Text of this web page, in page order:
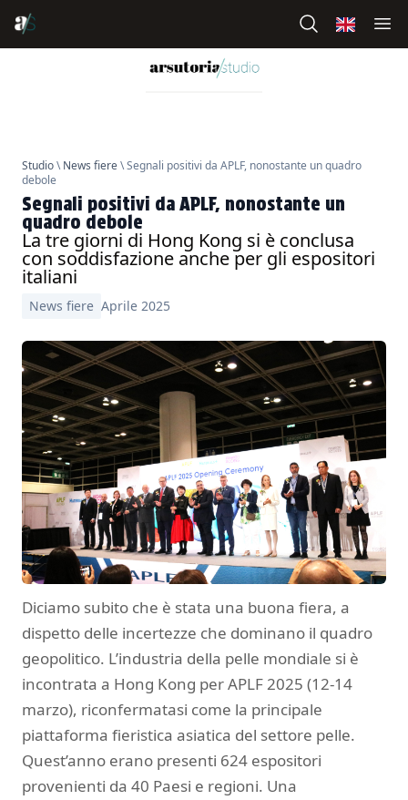
Studio\News fiere\ Segnali positivi da APLF, nonostante un quadro
debole
Segnali positivi da APLF, nonostante un
quadro debole
La tre giorni di Hong Kong si è conclusa
con soddisfazione anche per gli espositori
italiani
News fiere Aprile 2025
Diciamo subito che è stata una buona fiera, a
dispetto delle incertezze che dominano il quadro
geopolitico. L’industria della pelle mondiale si è
incontrata a Hong Kong per APLF 2025 (12-14
marzo), riconfermatasi come la principale
piattaforma fieristica asiatica del settore pelle.
Quest’anno erano presenti 624 espositori
provenienti da 40 Paesi e regioni. Una